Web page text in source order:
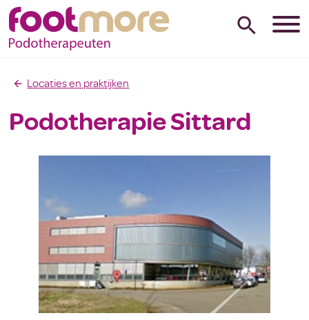
Locaties en praktijken
Podotherapie Sittard